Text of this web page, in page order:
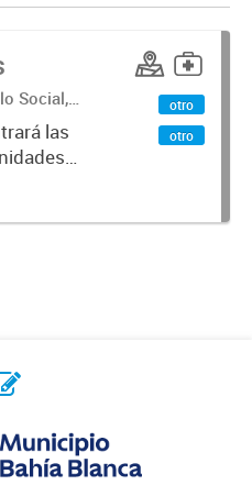
Social,
las
otro
otro